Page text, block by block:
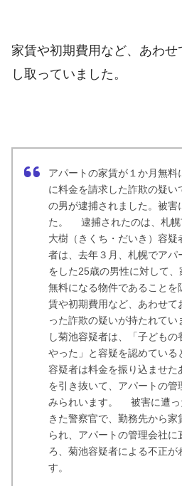
家賃や初期費用など、あわせ
し取っていました。
アパートの家賃が１か月無料
に料金を請求した詐欺の疑
の男が逮捕されました。被害
た。 逮捕されたのは、札幌
大樹（きくち・だいき）容
者は、去年３月、札幌でアパ
をした25歳の男性に対して
無料になる物件であることを
賃や初期費用など、あわせて
った詐欺の疑いが持たれて
し菊池容疑者は、「子ども
やった」と容疑を認めてい
容疑者は料金を振り込ませ
を引き抜いて、アパートの管
みられいます。 被害に遭っ
きた警察官で、勤務先から
られ、アパートの管理会社に
ろ、菊池容疑者による不正
す。